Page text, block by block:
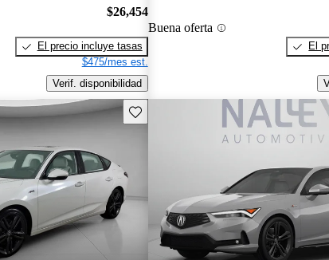
$26,454
El precio incluye tasas
$475/mes est.
Verif. disponibilidad
Buena oferta
El
Guarda este Aviso